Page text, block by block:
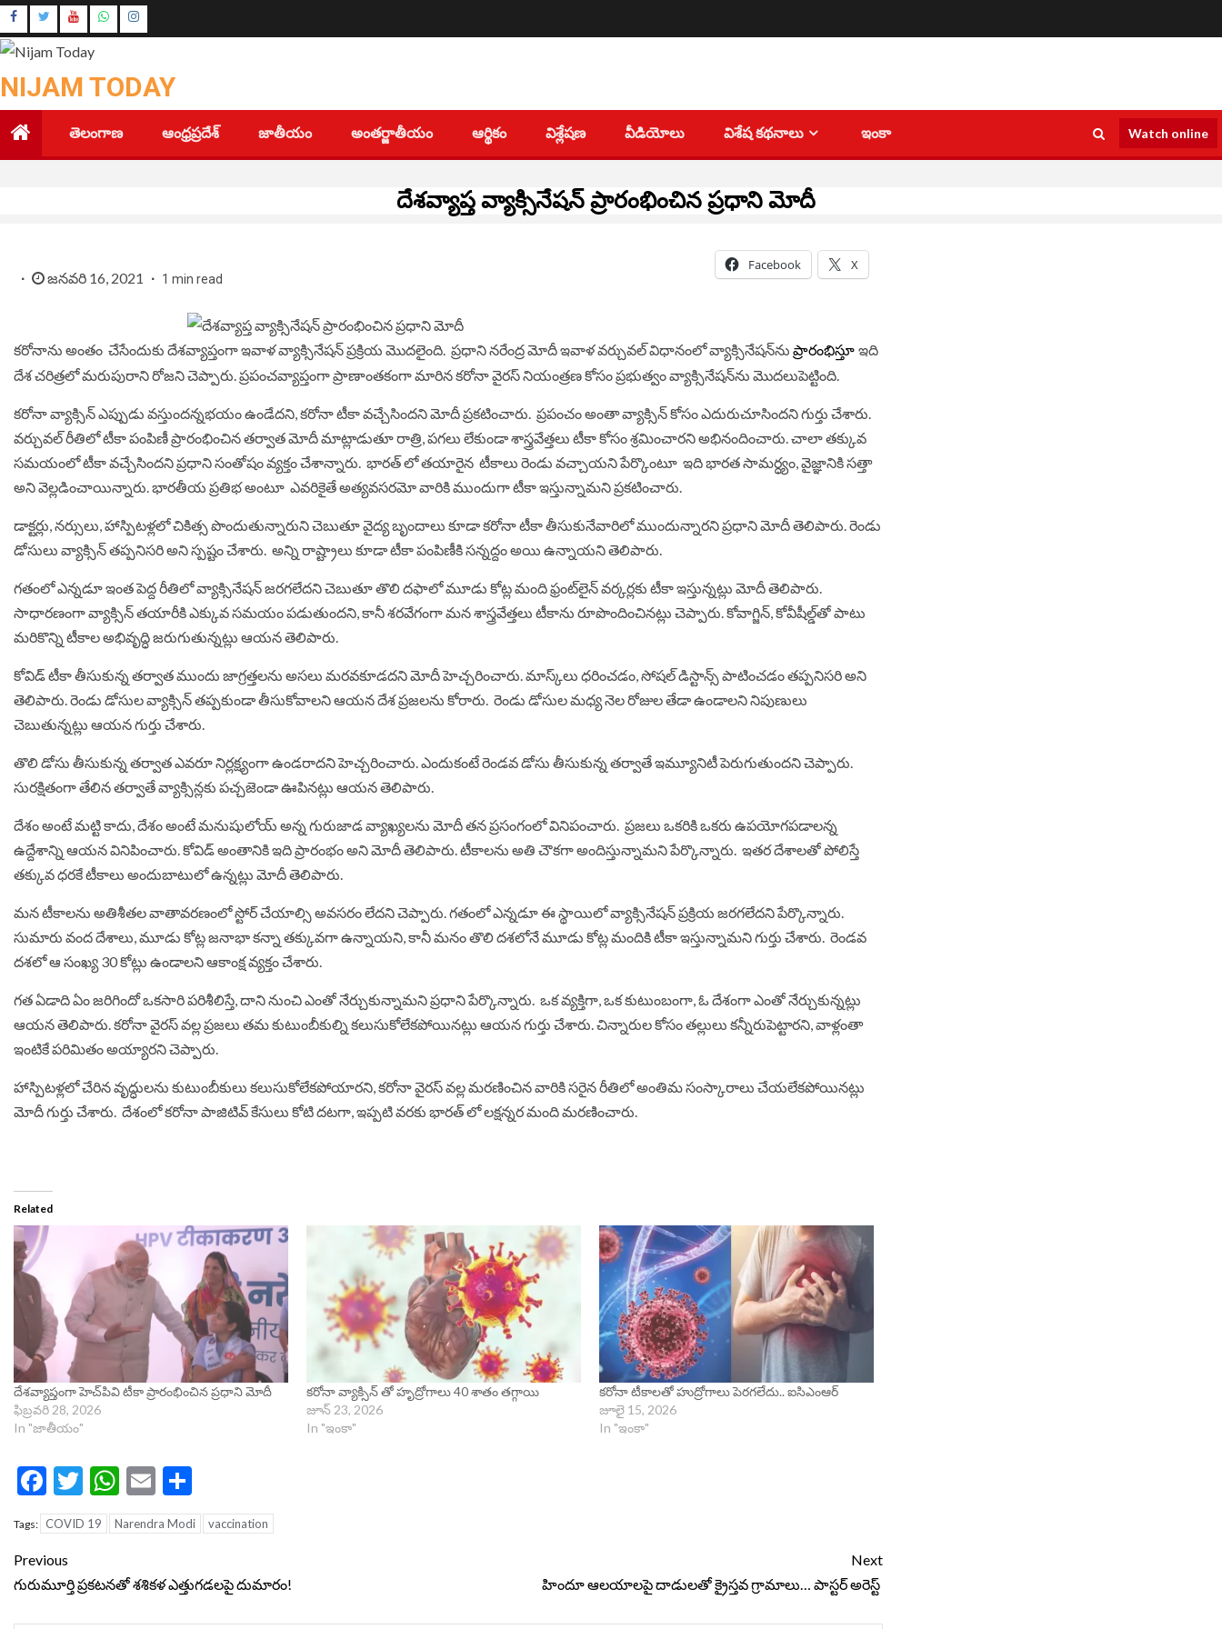
Skip
to
content
Youtube
Instagram
NIJAM TODAY
తెలంగాణ ఆంధ్రప్రదేశ్ జాతీయం అంతర్జాతీయం ఆర్థికం విశ్లేషణ వీడియోలు విశేష కథనాలు ఇంకా Watch online
దేశ‌వ్యాప్త వ్యాక్సినేష‌న్ ప్రారంభించిన ప్రధాని మోదీ
జనవరి 16, 2021 1 min read
Facebook X
క‌రోనాను అంతం చేసేందుకు దేశ‌వ్యాప్తంగా ఇవాళ వ్యాక్సినేష‌న్ ప్ర‌క్రియ మొద‌లైంది. ప్ర‌ధాని న‌రేంద్ర మోదీ ఇవాళ వ‌ర్చువ‌ల్ విధానంలో వ్యాక్సినేష‌న్‌‌ను ప్రారంభిస్తూ ఇది
దేశ చ‌రిత్ర‌లో మ‌రుపురాని రోజని చెప్పారు. ప్రపంచ‌వ్యాప్తంగా ప్రాణాంత‌కంగా మారిన క‌రోనా వైర‌స్ నియంత్ర‌ణ కోసం ప్ర‌భుత్వం వ్యాక్సినేష‌న్‌ను మొద‌లుపెట్టింది.
క‌రోనా వ్యాక్సిన్ ఎప్పుడు వ‌స్తుంద‌న్నభయం ఉండేదని, క‌రోనా టీకా వ‌చ్చేసింద‌ని మోదీ ప్రకటించారు. ప్ర‌పంచం అంతా వ్యాక్సిన్ కోసం ఎదురుచూసింద‌ని గుర్తు చేశారు.
వ‌ర్చువ‌ల్ రీతిలో టీకా పంపిణీ ప్రారంభించిన త‌ర్వాత మోదీ మాట్లాడుతూ రాత్రి, ప‌గ‌లు లేకుండా శాస్త్ర‌వేత్త‌లు టీకా కోసం శ్ర‌మించారని అభినందించారు. చాలా త‌క్కువ
స‌మ‌యంలో టీకా వ‌చ్చేసింద‌ని ప్రధాని సంతోషం వ్యక్తం చేశాన్నారు. భారత్ లో తయారైన టీకాలు రెండు వ‌చ్చాయని పేర్కొంటూ ఇది భార‌త సామర్ధ్యం, వైజ్ఞానికి స‌త్తా
అని వెల్లడించాయిన్నారు. భార‌తీయ ప్రతిభ అంటూ ఎవ‌రికైతే అత్య‌వ‌స‌ర‌మో వారికి ముందుగా టీకా ఇస్తున్నామని ప్రకటించారు.
డాక్ట‌ర్లు, న‌ర్సులు, హాస్పిట‌ళ్ల‌లో చికిత్స పొందుతున్నారుని చెబుతూ వైద్య బృందాలు కూడా క‌రోనా టీకా తీసుకునేవారిలో ముందున్నార‌ని ప్ర‌ధాని మోదీ తెలిపారు. రెండు
డోసులు వ్యాక్సిన్ త‌ప్ప‌నిస‌రి అని స్పష్టం చేశారు. అన్ని రాష్ట్రాలు కూడా టీకా పంపిణీకి సన్న‌ద్దం అయి ఉన్నాయ‌ని తెలిపారు.
గ‌తంలో ఎన్న‌డూ ఇంత పెద్ద రీతిలో వ్యాక్సినేష‌న్ జ‌ర‌గ‌లేద‌ని చెబుతూ తొలి ద‌ఫాలో మూడు కోట్ల మంది ఫ్రంట్‌లైన్ వ‌ర్క‌ర్ల‌కు టీకా ఇస్తున్న‌ట్లు మోదీ తెలిపారు.
సాధార‌ణంగా వ్యాక్సిన్ త‌యారీకి ఎక్కువ స‌మ‌యం ప‌డుతుంద‌ని, కానీ శ‌ర‌వేగంగా మ‌న శాస్త్రవేత్తలు టీకాను రూపొందించిన‌ట్లు చెప్పారు. కోవాగ్జిన్‌, కోవీషీల్డ్‌తో పాటు
మ‌రికొన్ని టీకాల అభివృద్ధి జ‌రుగుతున్న‌ట్లు ఆయ‌న తెలిపారు.
కోవిడ్ టీకా తీసుకున్న త‌ర్వాత ముందు జాగ్ర‌త్త‌ల‌ను అస‌లు మ‌ర‌వ‌కూడ‌ద‌ని మోదీ హెచ్చరించారు. మాస్క్‌లు ధ‌రించ‌డం, సోష‌ల్ డిస్టాన్స్ పాటించ‌డం త‌ప్ప‌నిస‌రి అని
తెలిపారు. రెండు డోసుల వ్యాక్సిన్ తప్ప‌కుండా తీసుకోవాల‌ని ఆయ‌న దేశ ప్ర‌జ‌ల‌ను కోరారు. రెండు డోసుల మ‌ధ్య నెల రోజుల తేడా ఉండాల‌ని నిపుణులు
చెబుతున్న‌ట్లు ఆయ‌న గుర్తు చేశారు.
తొలి డోసు తీసుకున్న త‌ర్వాత ఎవ‌రూ నిర్ల‌క్ష్యంగా ఉండ‌రాద‌ని హెచ్చరించారు. ఎందుకంటే రెండ‌వ డోసు తీసుకున్న త‌ర్వాతే ఇమ్యూనిటీ పెరుగుతుంద‌ని చెప్పారు.
సుర‌క్షితంగా తేలిన త‌ర్వాతే వ్యాక్సిన్ల‌కు పచ్చ‌జెండా ఊపిన‌ట్లు ఆయ‌న తెలిపారు.
దేశం అంటే మ‌ట్టి కాదు, దేశం అంటే మ‌నుషులోయ్ అన్న గురుజాడ వ్యాఖ్య‌ల‌ను మోదీ త‌న ప్ర‌సంగంలో వినిపంచారు. ప్ర‌జ‌లు ఒక‌రికి ఒక‌రు ఉప‌యోగ‌ప‌డాల‌న్న
ఉద్దేశాన్ని ఆయ‌న వినిపించారు. కోవిడ్ అంతానికి ఇది ప్రారంభం అని మోదీ తెలిపారు. టీకాల‌ను అతి చౌక‌గా అందిస్తున్నామ‌ని పేర్కొన్నారు. ఇత‌ర దేశాల‌తో పోలిస్తే
త‌క్కువ ధ‌ర‌కే టీకాలు అందుబాటులో ఉన్న‌ట్లు మోదీ తెలిపారు.
మ‌న టీకాల‌ను అతిశీత‌ల వాతావ‌ర‌ణంలో స్టోర్ చేయాల్సి అవ‌స‌రం లేద‌ని చెప్పారు. గ‌తంలో ఎన్న‌డూ ఈ స్థాయిలో వ్యాక్సినేష‌న్ ప్ర‌క్రియ జ‌ర‌గ‌లేద‌ని పేర్కొన్నారు.
సుమారు వంద దేశాలు, మూడు కోట్ల జ‌నాభా క‌న్నా త‌క్కువ‌గా ఉన్నాయ‌ని, కానీ మ‌నం తొలి ద‌శ‌లోనే మూడు కోట్ల మందికి టీకా ఇస్తున్నామ‌ని గుర్తు చేశారు. రెండ‌వ
ద‌శ‌లో ఆ సంఖ్య 30 కోట్లు ఉండాల‌ని ఆకాంక్ష వ్యక్తం చేశారు.
గ‌త ఏడాది ఏం జ‌రిగిందో ఒక‌సారి ప‌రిశీలిస్తే, దాని నుంచి ఎంతో నేర్చుకున్నామని ప్రధాని పేర్కొ‌న్నారు. ఒక వ్య‌క్తిగా, ఒక కుటుంబంగా, ఓ దేశంగా ఎంతో నేర్చుకున్న‌ట్లు
ఆయ‌న తెలిపారు. క‌రోనా వైర‌స్ వ‌ల్ల‌ ప్ర‌జ‌లు త‌మ కుటుంబీకుల్ని క‌లుసుకోలేక‌పోయిన‌ట్లు ఆయ‌న గుర్తు చేశారు. చిన్నారుల కోసం త‌ల్లులు క‌న్నీరుపెట్టార‌ని, వాళ్లంతా
ఇంటికే ప‌రిమితం అయ్యార‌ని చెప్పారు.
హాస్పిట‌ళ్ల‌లో చేరిన వృద్ధుల‌ను కుటుంబీకులు క‌లుసుకోలేక‌పోయార‌ని, క‌రోనా వైర‌స్ వ‌ల్ల మ‌ర‌ణించిన వారికి స‌రైన రీతిలో అంతిమ సంస్కారాలు చేయ‌లేక‌పోయిన‌ట్లు
మోదీ గుర్తు చేశారు. దేశంలో క‌రోనా పాజిటివ్ కేసులు కోటి ద‌ట‌గా, ఇప్ప‌టి వ‌ర‌కు భారత్ లో ల‌క్ష‌న్న‌ర మంది మ‌ర‌ణించారు.
Related
దేశవ్యాప్తంగా హెచ్‌పివి టీకా ప్రారంభించిన ప్రధాని మోదీ
ఫిబ్రవరి 28, 2026
In "జాతీయం"
కరోనా వ్యాక్సిన్ తో హృద్రోగాలు 40 శాతం తగ్గాయి
జూన్ 23, 2026
In "ఇంకా"
కరోనా టీకాల‌తో హుద్రోగాలు పెర‌గ‌లేదు.. ఐసిఎంఆర్
జూలై 15, 2026
In "ఇంకా"
Facebook
Twitter
WhatsApp
Email
Tags: COVID 19 Narendra Modi vaccination
Continue
Reading
Previous
గురుమూర్తి ప్రకటనతో శశికళ ఎత్తుగడలపై దుమారం!
Next
హిందూ ఆలయాలపై దాడులతో క్రైస్తవ గ్రామాలు… పాస్టర్ అరెస్ట్